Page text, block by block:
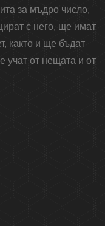
за мъдро число,
с него, ще имат
както и ще бъдат
учат от нещата и от